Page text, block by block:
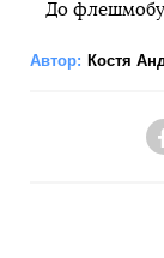
До флешмобу
Автор: Костя